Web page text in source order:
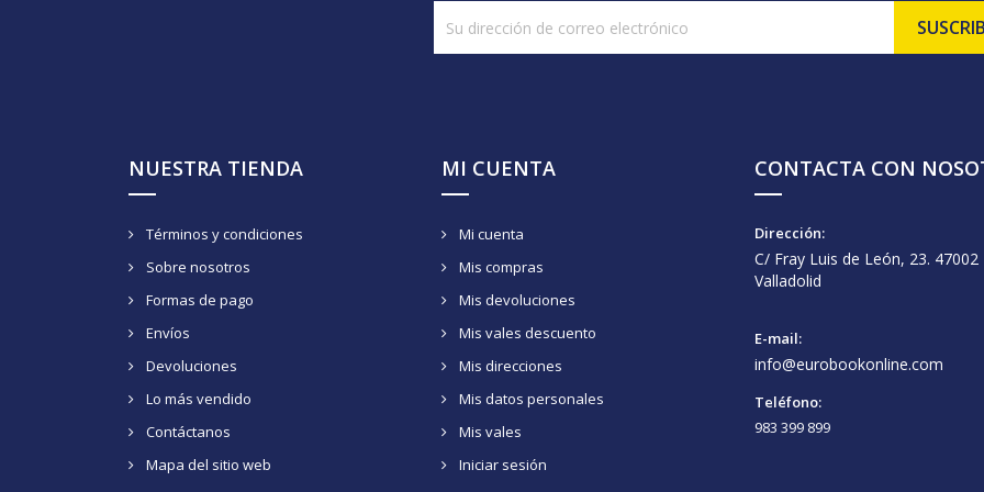
NUESTRA TIENDA
Términos y condiciones
Sobre nosotros
Formas de pago
Envíos
Devoluciones
Lo más vendido
Contáctanos
Mapa del sitio web
MI CUENTA
Mi cuenta
Mis compras
Mis devoluciones
Mis vales descuento
Mis direcciones
Mis datos personales
Mis vales
Iniciar sesión
CONTACTA CON
Dirección:
C/ Fray Luis de León, 23. 47002
Valladolid
E-mail:
info@eurobookonline.com
Teléfono:
983 399 899